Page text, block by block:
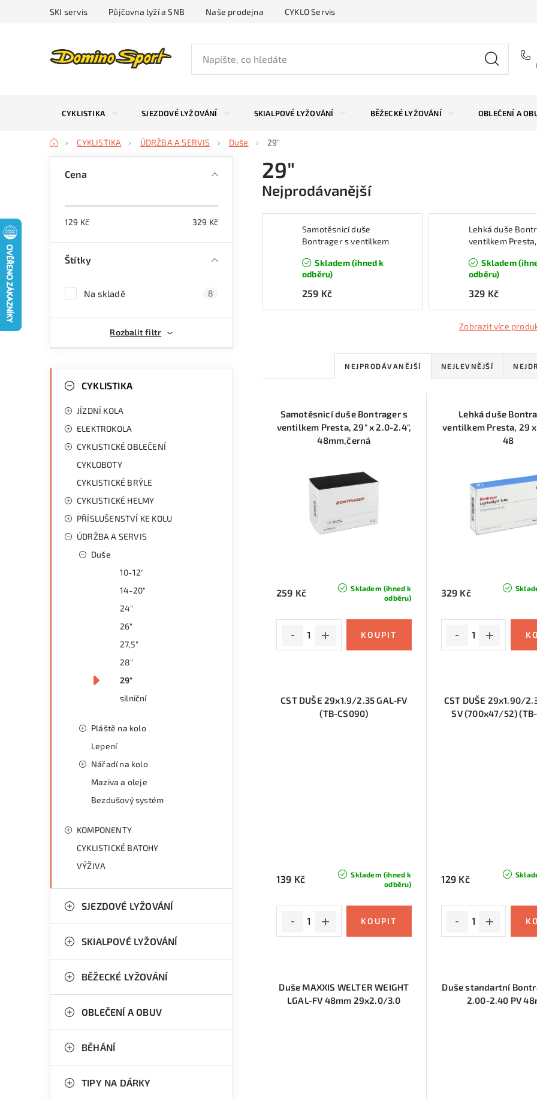
SKI servis Půjčovna lyží a SNB Naše prodejna CYKLO Servis
CYKLISTIKA SJEZDOVÉ LYŽOVÁNÍ SKIALPOVÉ LYŽOVÁNÍ BĚŽECKÉ LYŽOVÁNÍ OBLEČENÍ A
DomůCYKLISTIKA ÚDRŽBA A SERVIS Duše 29"
í
p
Cena
129 Kč 329 Kč
Štítky
Na skladě 8
Rozbalit filtr
kategorieCYKLISTIKA
JÍZDNÍ KOLA
ELEKTROKOLA
CYKLISTICKÉ OBLEČENÍ
CYKLOBOTY
CYKLISTICKÉ BRÝLE
CYKLISTICKÉ HELMY
PŘÍSLUŠENSTVÍ KE KOLU
ÚDRŽBA A SERVIS
Duše
10-12"
14-20"
24"
26"
27,5"
28"
29"
silniční
Pláště na kolo
Lepení
Nářadí na kolo
Maziva a oleje
Bezdušový systém
KOMPONENTY
CYKLISTICKÉ BATOHY
VÝŽIVA
SJEZDOVÉ LYŽOVÁNÍ
SKIALPOVÉ LYŽOVÁNÍ
BĚŽECKÉ LYŽOVÁNÍ
OBLEČENÍ A OBUV
BĚHÁNÍ
TIPY NA DÁRKY
29"
Nejprodávanější
Samotěsnicí duše
Bontrager s ventilkem
48mm,černá
Skladem (ihned k
odběru)
259 Kč
Lehká duše
ventilkem
Skladem
odběru)
329 Kč
Zobrazit více
Ř
z
e
í
p
r
u
k
NEJPRODÁVANĚJŠÍ NEJLEVNĚJŠÍ
Samotěsnicí duše Bontrager s
ventilkem Presta, 29" x 2.0-2.4",
48mm,černá
Skladem (ihned k
odběru)
259 Kč
Lehká duše
ventilkem Presta, 29 x
48
329 Kč
CST DUŠE 29x1.9/2.35 GAL-FV
(TB-CS090)
Skladem (ihned k
odběru)
139 Kč
CST DUŠE 29x1.90/
SV (700x47/52) (TB-
129 Kč
Duše MAXXIS WELTER WEIGHT
LGAL-FV 48mm 29x2.0/3.0
Duše standartní
2.00-2.40 PV